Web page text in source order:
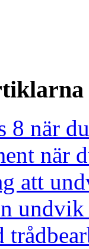
8 när
när
att